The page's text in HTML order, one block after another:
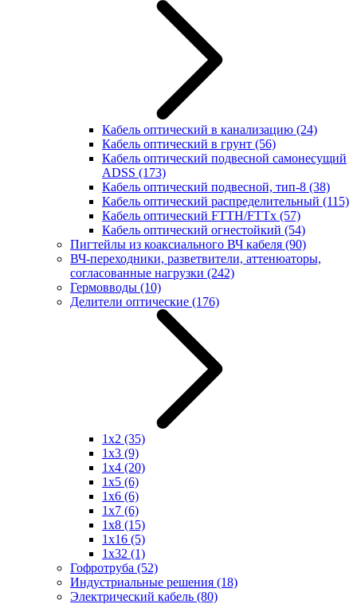
Кабель оптический в канализацию (24)
Кабель оптический в грунт (56)
Кабель оптический подвесной самонесущий
ADSS (173)
Кабель оптический подвесной, тип-8 (38)
Кабель оптический распределительный (115)
Кабель оптический FTTH/FTTx (57)
Кабель оптический огнестойкий (54)
Пигтейлы из коаксиального ВЧ кабеля (90)
ВЧ-переходники, разветвители, аттенюаторы,
согласованные нагрузки (242)
Гермовводы (10)
Делители оптические (176)
1x2 (35)
1x3 (9)
1x4 (20)
1x5 (6)
1x6 (6)
1x7 (6)
1x8 (15)
1x16 (5)
1x32 (1)
Гофротруба (52)
Индустриальные решения (18)
Электрический кабель (80)